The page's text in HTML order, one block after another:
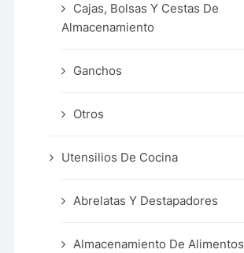
Cajas, Bolsas Y Cestas De
Almacenamiento
Ganchos
Otros
Utensilios De Cocina
Abrelatas Y Destapadores
Almacenamiento De Alimentos